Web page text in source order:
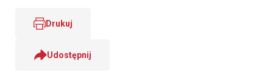
Drukuj
Udostępnij